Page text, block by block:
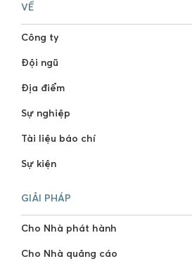
VỀ
Công ty
Đội ngũ
Địa điểm
Sự nghiệp
Tài liệu báo chí
Sự kiện
GIẢI PHÁP
Cho Nhà phát hành
Cho Nhà quảng cáo